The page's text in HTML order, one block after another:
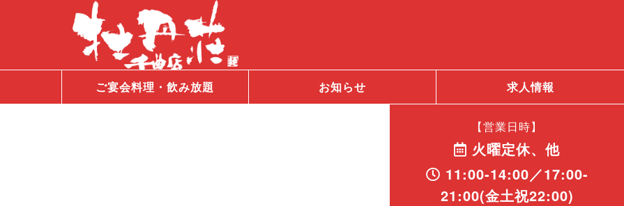
ご宴会料理・飲み放題 お知らせ 求人情報
【営業日時】
火曜定休、他
11:00-14:00／17:00-
21:00(金土祝22:00)